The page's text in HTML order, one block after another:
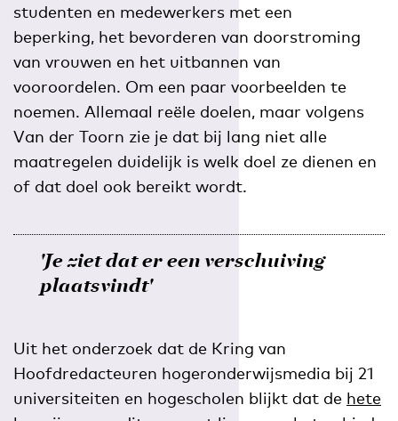
studenten en medewerkers met een
beperking, het bevorderen van doorstroming
van vrouwen en het uitbannen van
vooroordelen. Om een paar voorbeelden te
noemen. Allemaal reële doelen, maar volgens
Van der Toorn zie je dat bij lang niet alle
maatregelen duidelijk is welk doel ze dienen en
of dat doel ook bereikt wordt.
'Je ziet dat er een verschuiving
plaatsvindt'
Uit het onderzoek dat de Kring van
Hoofdredacteuren hogeronderwijsmedia bij 21
universiteiten en hogescholen blijkt dat de hete